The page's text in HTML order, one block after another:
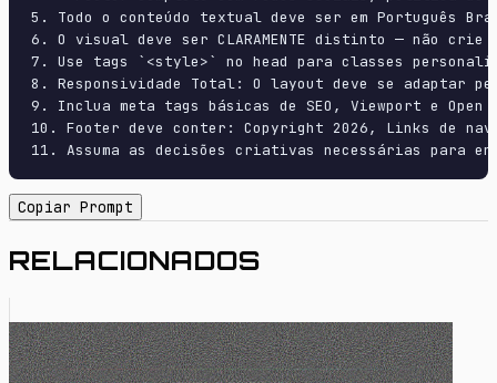
5. Todo o conteúdo textual deve ser em Português
6. O visual deve ser CLARAMENTE distinto — não
7. Use tags `<style>` no head para classes
8. Responsividade Total: O layout deve se adaptar
9. Inclua meta tags básicas de SEO, Viewport e Open
10. Footer deve conter: Copyright 2026, Links de
11. Assuma as decisões criativas necessárias para
Copiar Prompt
RELACIONADOS